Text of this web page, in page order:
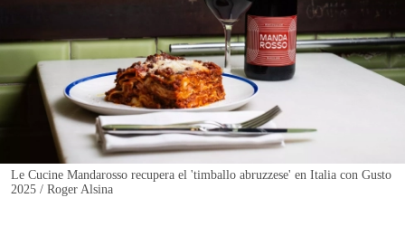
Le Cucine Mandarosso recupera el 'timballo abruzzese' en Italia con Gusto
2025 / Roger Alsina